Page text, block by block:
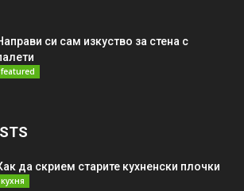
си сам изкуство за стена с
featured
да скрием старите кухненски плочки
кухня